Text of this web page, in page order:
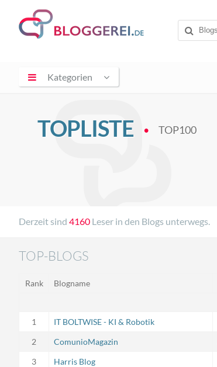
Kategorien
TOPLISTE TOP100
Derzeit sind 4160 Leser in den Blogs unterwegs.
TOP-BLOGS
Rank Blogname
1 IT BOLTWISE - KI & Robotik
2
ComunioMagazin
3
Harris Blog